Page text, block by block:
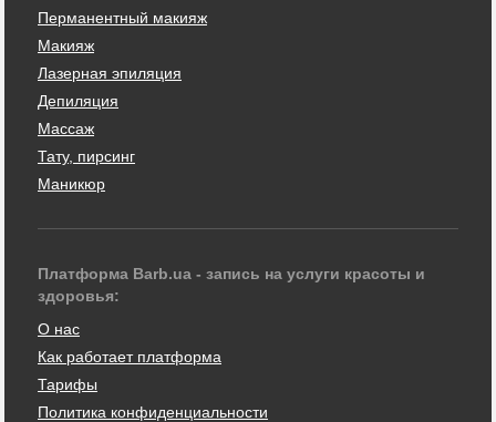
Перманентный макияж
Макияж
Лазерная эпиляция
Депиляция
Массаж
Тату, пирсинг
Маникюр
Платформа Barb.ua - запись на услуги красоты и
здоровья:
О нас
Как работает платформа
Тарифы
Политика конфиденциальности